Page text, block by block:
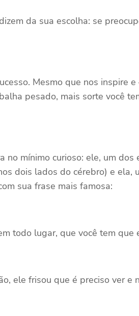
da sua escolha: se
Mesmo que nos inspire
pesado, mais sorte você
no mínimo curioso: ele, um
dois lados do cérebro) e
sua frase mais famosa:
todo lugar, que você tem
ele frisou que é preciso ver